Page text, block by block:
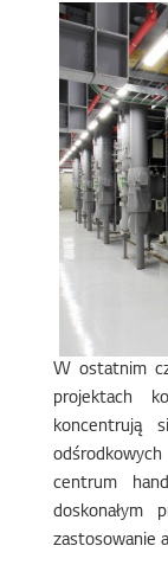
W ostatnim
projektach
koncentrują
centrum
doskonałym
zastosowanie